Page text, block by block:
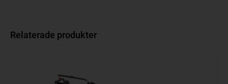
Relaterade produkter